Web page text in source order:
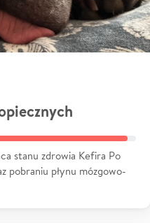
stanu zdrowia Kefira Po
pobraniu płynu mózgowo-